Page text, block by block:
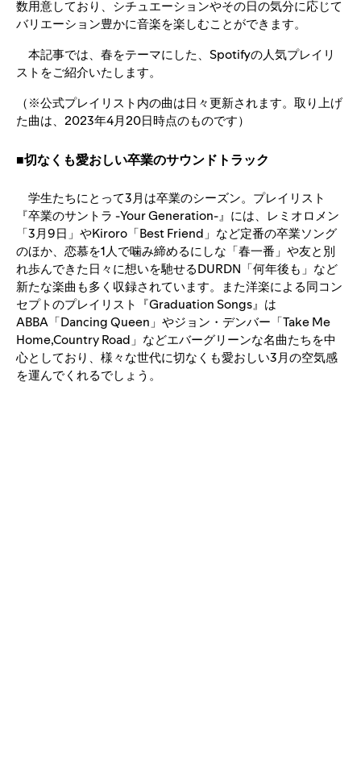
数用意しており、シチュエーションやその日の気分に応じて
バリエーション豊かに音楽を楽しむことができます。
本記事では、春をテーマにした、Spotifyの人気プレイリ
ストをご紹介いたします。
（※公式プレイリスト内の曲は日々更新されます。取り上げ
た曲は、2023年4月20日時点のものです）
■切なくも愛おしい卒業のサウンドトラック
学生たちにとって3月は卒業のシーズン。プレイリスト
『卒業のサントラ -Your Generation-』には、レミオロメン
「3月9日」やKiroro「Best Friend」など定番の卒業ソング
のほか、恋慕を1人で噛み締めるにしな「春一番」や友と別
れ歩んできた日々に想いを馳せるDURDN「何年後も」など
新たな楽曲も多く収録されています。また洋楽による同コン
セプトのプレイリスト『Graduation Songs』は
ABBA「Dancing Queen」やジョン・デンバー「Take Me
Home,Country Road」などエバーグリーンな名曲たちを中
心としており、様々な世代に切なくも愛おしい3月の空気感
を運んでくれるでしょう。